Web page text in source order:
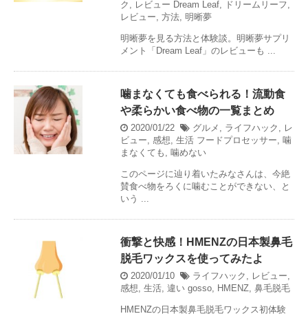
ク , レビュー Dream Leaf, ドリームリーフ,
レビュー, 方法, 明晰夢
明晰夢を見る方法と体験談。明晰夢サプリ
メント「Dream Leaf」のレビューも ...
噛まなくても食べられる！流動食
や柔らかい食べ物の一覧まとめ
2020/01/22 グルメ , ライフハック , レ
ビュー, 感想, 生活 フードプロセッサー, 噛
まなくても , 噛めない
このページに辿り着いたみなさんは、今絶
賛食べ物をろくに噛むことができない、と
いう ...
衝撃と快感！HMENZの日本製鼻毛
脱毛ワックスを使ってみたよ
2020/01/10 ライフハック , レビュー,
感想, 生活, 違い gosso, HMENZ, 鼻毛脱毛
HMENZの日本製鼻毛脱毛ワックス初体験